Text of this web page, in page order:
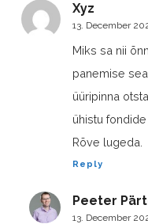
Xyz
13. December
Miks sa nii
panemise
üüripinna
ühistu
Rõve lugeda.
Reply
Peeter
13. December